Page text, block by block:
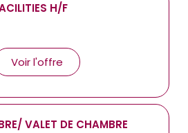
H/F
Voir l'offre
VALET DE CHAMBRE